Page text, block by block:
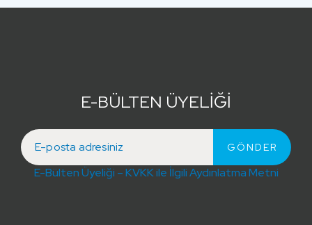
E-BÜLTEN ÜYELİĞİ
E-Bülten Üyeliği – KVKK ile İlgili Aydınlatma Metni